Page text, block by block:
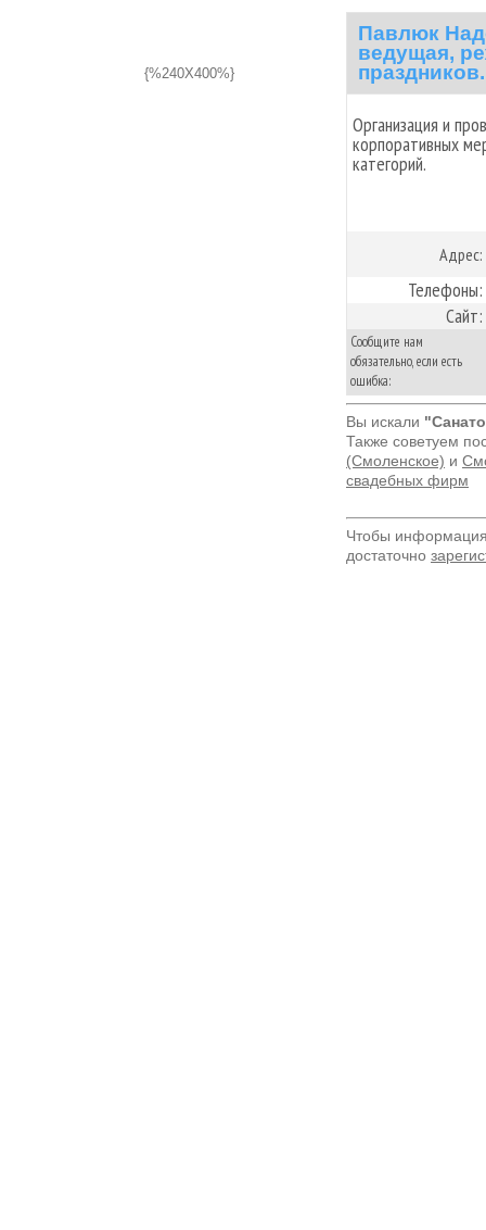
{%240X400%}
Павлюк
ведущая,
праздников.
Организация и
корпоративных
категорий.
Адрес:
Телефоны:
Сайт:
Сообщите нам
обязательно, если есть
ошибка:
Вы искали
Также советуем
(Смоленское) и
свадебных фирм
Чтобы
достаточно